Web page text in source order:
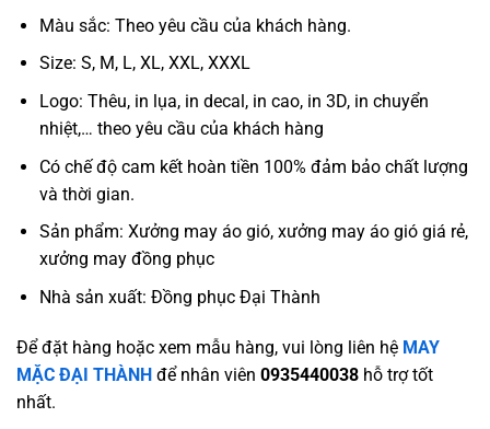
Màu sắc: Theo yêu cầu của khách hàng.
Size: S, M, L, XL, XXL, XXXL
Logo: Thêu, in lụa, in decal, in cao, in 3D, in chuyển
nhiệt,… theo yêu cầu của khách hàng
Có chế độ cam kết hoàn tiền 100% đảm bảo chất lượng
và thời gian.
Sản phẩm: Xưởng may áo gió, xưởng may áo gió giá rẻ,
xưởng may đồng phục
Nhà sản xuất: Đồng phục Đại Thành
Để đặt hàng hoặc xem mẫu hàng, vui lòng liên hệ MAY
MẶC ĐẠI THÀNH để nhân viên 0935440038 hỗ trợ tốt
nhất.